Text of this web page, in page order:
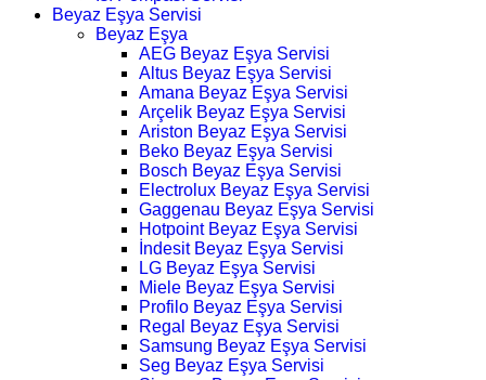
Beyaz Eşya Servisi
Beyaz Eşya
AEG Beyaz Eşya Servisi
Altus Beyaz Eşya Servisi
Amana Beyaz Eşya Servisi
Arçelik Beyaz Eşya Servisi
Ariston Beyaz Eşya Servisi
Beko Beyaz Eşya Servisi
Bosch Beyaz Eşya Servisi
Electrolux Beyaz Eşya Servisi
Gaggenau Beyaz Eşya Servisi
Hotpoint Beyaz Eşya Servisi
İndesit Beyaz Eşya Servisi
LG Beyaz Eşya Servisi
Miele Beyaz Eşya Servisi
Profilo Beyaz Eşya Servisi
Regal Beyaz Eşya Servisi
Samsung Beyaz Eşya Servisi
Seg Beyaz Eşya Servisi